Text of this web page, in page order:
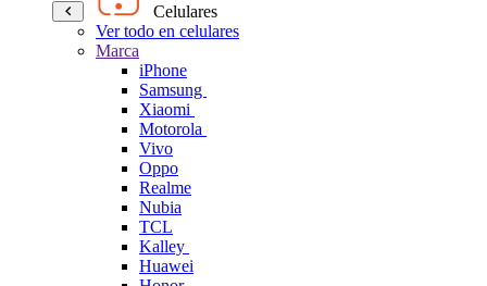
Celulares
Ver todo en celulares
Marca
iPhone
Samsung
Xiaomi
Motorola
Vivo
Oppo
Realme
Nubia
TCL
Kalley
Huawei